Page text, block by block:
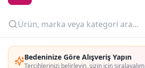
Bedeninize Göre Alışveriş Yapın
Tercihlerinizi belirleyin, sizin için sıralayalım
OUTLET
Giriş Yap
Üye Ol
Son2
adet kaldı!
Outlet Fırsat(2adet)
Adet: